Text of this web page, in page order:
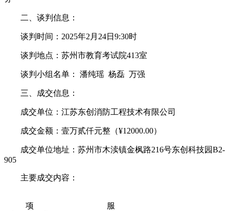
二、谈判信息：
谈判时间： 2025年2 月 24日 9:30时
谈判地点： 苏州市教育考试院413室
谈判小组名单： 潘纯瑶 杨磊 万强
三、成交信息：
成交单位： 江苏东创消防工程技术有限公司
成交金额：壹万贰仟元整（¥1 2000.00）
成交单位地址：苏州市木渎镇金枫路216号东创科技园B2-
905
主要成交内容：
项
服